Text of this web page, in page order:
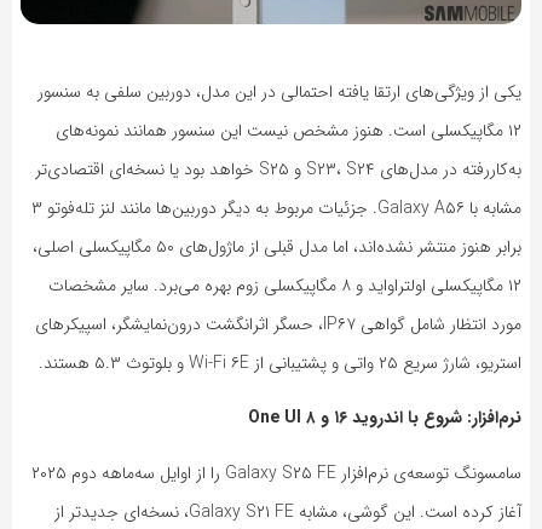
یکی از ویژگی‌های ارتقا یافته احتمالی در این مدل، دوربین سلفی به سنسور
۱۲ مگاپیکسلی است. هنوز مشخص نیست این سنسور همانند نمونه‌های
به‌کاررفته در مدل‌های S۲۳، S۲۴ و S۲۵ خواهد بود یا نسخه‌ای اقتصادی‌تر
مشابه با Galaxy A۵۶. جزئیات مربوط به دیگر دوربین‌ها مانند لنز تله‌فوتو ۳
برابر هنوز منتشر نشده‌اند، اما مدل قبلی از ماژول‌های ۵۰ مگاپیکسلی اصلی،
۱۲ مگاپیکسلی اولتراواید و ۸ مگاپیکسلی زوم بهره می‌برد. سایر مشخصات
مورد انتظار شامل گواهی IP۶۷، حسگر اثرانگشت درون‌نمایشگر، اسپیکرهای
استریو، شارژ سریع ۲۵ واتی و پشتیبانی از Wi-Fi ۶E و بلوتوث ۵.۳ هستند.
نرم‌افزار: شروع با اندروید ۱۶ و One UI ۸
سامسونگ توسعه‌ی نرم‌افزار Galaxy S۲۵ FE را از اوایل سه‌ماهه دوم ۲۰۲۵
آغاز کرده است. این گوشی، مشابه Galaxy S۲۱ FE، نسخه‌ای جدیدتر از